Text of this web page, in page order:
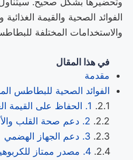
الفوائد الصحية والقيمة الغذائية
والاستخدامات المختلفة
في هذا المقال
مقدمة
الفوائد الصحية للبطاطس
1. الحفاظ على القيمة الغذائية
2. دعم صحة القلب والأوعية الدموية
3. دعم الجهاز الهضمي
4. مصدر ممتاز للكربوهيدرات المعقّدة